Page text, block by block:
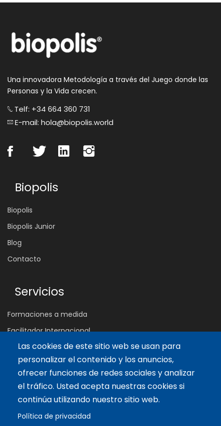
Las cookies de este sitio web se usan para
personalizar el contenido y los anuncios,
ofrecer funciones de redes sociales y analizar
el tráfico. Usted acepta nuestras cookies si
continúa utilizando nuestro sitio web.
Política de privacidad
Una innovadora Metodología a través del Juego donde las
Personas y la Vida crecen.
Telf: +34 664 360 731
E-mail: hola@biopolis.world
Biopolis
Biopolis
Biopolis Junior
Blog
Contacto
Servicios
Formaciones a medida
Facilitador Internacional
Artículos recientes
Claves para potenciar una Autoestima Saludable
7 Jun 2022
Los 4 Pilares del Liderazgo Interior (parte 2)